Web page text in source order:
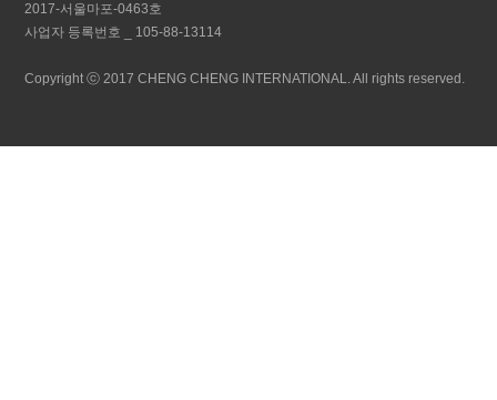
2017-서울마포-0463호
사업자 등록번호 _
105-88-13114
Copyright ⓒ 2017 CHENG CHENG INTERNATIONAL. All rights reserved.